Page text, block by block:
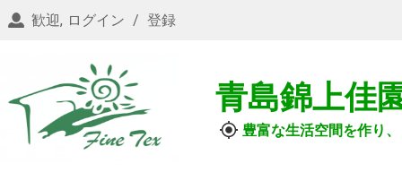
歓迎, ログイン / 登録
青島錦上佳
豊富な生活空間を作り